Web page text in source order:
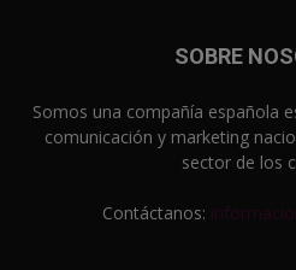
SOBRE
Somos una compañía española
comunicación y marketing
sector de los
Contáctanos: